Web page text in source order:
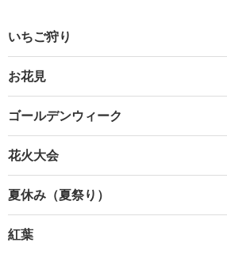
いちご狩り
お花見
ゴールデンウィーク
花火大会
夏休み（夏祭り）
紅葉